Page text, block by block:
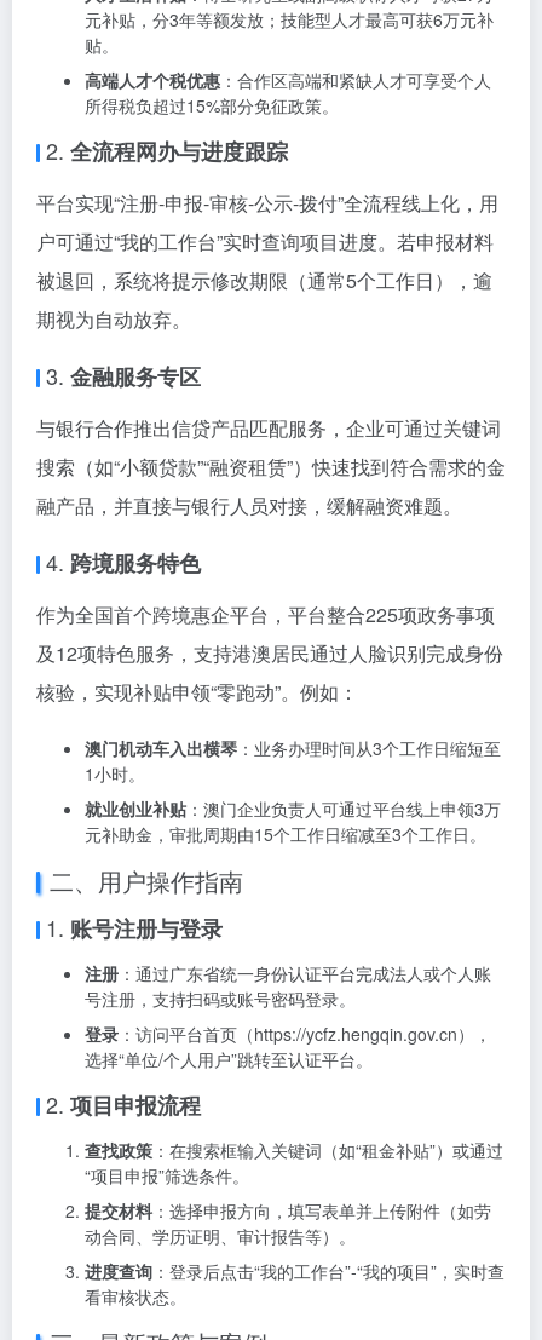
元补贴，分3年等额发放；技能型人才最高可获6万元补
贴。
高端人才个税优惠 ：合作区高端和紧缺人才可享受个人
所得税负超过15%部分免征政策。
2. 全流程网办与进度跟踪
平台实现“注册-申报-审核-公示-拨付”全流程线上化，用
户可通过“我的工作台”实时查询项目进度。若申报材料
被退回，系统将提示修改期限（通常5个工作日），逾
期视为自动放弃。
3. 金融服务专区
与银行合作推出信贷产品匹配服务，企业可通过关键词
搜索（如“小额贷款”“融资租赁”）快速找到符合需求的金
融产品，并直接与银行人员对接，缓解融资难题。
4. 跨境服务特色
作为全国首个跨境惠企平台，平台整合225项政务事项
及12项特色服务，支持港澳居民通过人脸识别完成身份
核验，实现补贴申领“零跑动”。例如：
澳门机动车入出横琴 ：业务办理时间从3个工作日缩短至
1小时。
就业创业补贴 ：澳门企业负责人可通过平台线上申领3万
元补助金，审批周期由15个工作日缩减至3个工作日。
二、用户操作指南
1. 账号注册与登录
注册 ：通过广东省统一身份认证平台完成法人或个人账
号注册，支持扫码或账号密码登录。
登录 ：访问平台首页（https://ycfz.hengqin.gov.cn），
选择“单位/个人用户”跳转至认证平台。
2. 项目申报流程
查找政策 ：在搜索框输入关键词（如“租金补贴”）或通过
“项目申报”筛选条件。
提交材料 ：选择申报方向，填写表单并上传附件（如劳
动合同、学历证明、审计报告等）。
进度查询 ：登录后点击“我的工作台”-“我的项目”，实时查
看审核状态。